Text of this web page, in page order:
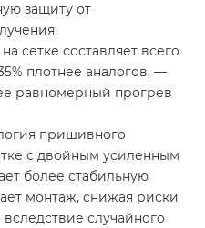
защиту от
сетке составляет всего
плотнее аналогов, —
равномерный прогрев
пришивного
с двойным усиленным
более стабильную
монтаж, снижая риски
случайного